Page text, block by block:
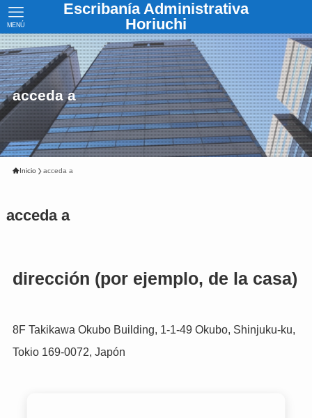
Escribanía Administrativa
Horiuchi
MENÚ
acceda a
Inicio acceda a
acceda a
dirección (por ejemplo, de la casa)
8F Takikawa Okubo Building, 1-1-49 Okubo, Shinjuku-ku,
Tokio 169-0072, Japón